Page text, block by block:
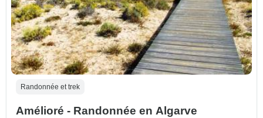
Randonnée et trek
Amélioré - Randonnée en Algarve